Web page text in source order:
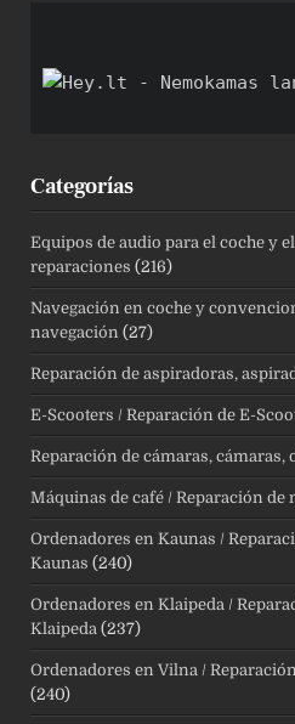
Categorías
Equipos de audio para el coche y
reparaciones (216)
Navegación en coche y
navegación (27)
Reparación de aspiradoras,
E-Scooters / Reparación de E-
Reparación de cámaras,
Máquinas de café / Reparación de
Ordenadores en Kaunas /
Kaunas (240)
Ordenadores en Klaipeda /
Klaipeda (237)
Ordenadores en Vilna /
(240)